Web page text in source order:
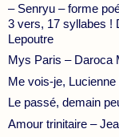
– Senryu – forme
3 vers, 17 syllabes !
Lepoutre
Mys Paris – Daroca
Me vois-je,
Le passé, demain
Amour trinitaire –